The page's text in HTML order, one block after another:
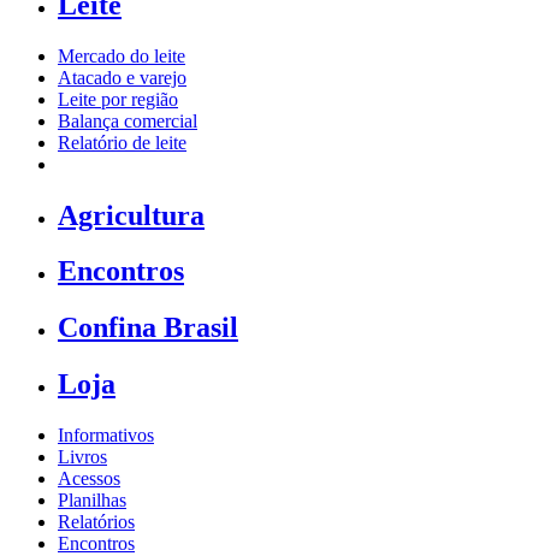
Mercado do leite
Atacado e varejo
Leite por região
Balança comercial
Relatório de leite
Agricultura
Encontros
Confina Brasil
Loja
Informativos
Livros
Acessos
Planilhas
Relatórios
Encontros